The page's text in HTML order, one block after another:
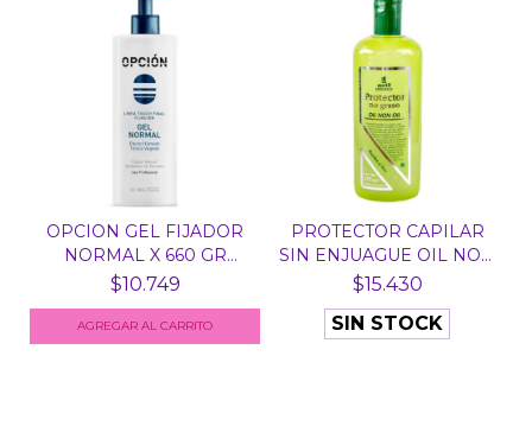
OPCION GEL FIJADOR
NORMAL X 660 GR
C/VAL...
$10.749
PROTECTOR CAPILAR
SIN ENJUAGUE OIL NON
O...
$15.430
SIN STOCK